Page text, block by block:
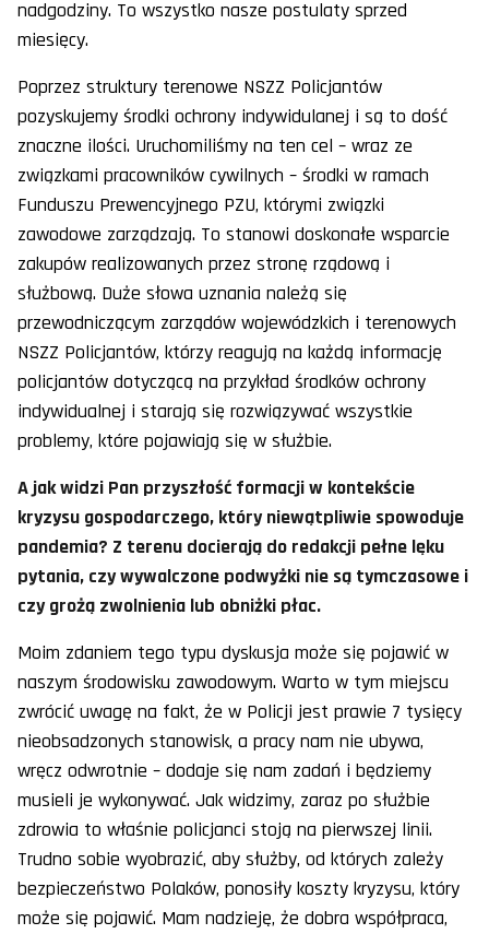
nadgodziny. To wszystko nasze postulaty sprzed
miesięcy.
Poprzez struktury terenowe NSZZ Policjantów
pozyskujemy środki ochrony indywidulanej i są to dość
znaczne ilości. Uruchomiliśmy na ten cel – wraz ze
związkami pracowników cywilnych – środki w ramach
Funduszu Prewencyjnego PZU, którymi związki
zawodowe zarządzają. To stanowi doskonałe wsparcie
zakupów realizowanych przez stronę rządową i
służbową. Duże słowa uznania należą się
przewodniczącym zarządów wojewódzkich i terenowych
NSZZ Policjantów, którzy reagują na każdą informację
policjantów dotyczącą na przykład środków ochrony
indywidualnej i starają się rozwiązywać wszystkie
problemy, które pojawiają się w służbie.
A jak widzi Pan przyszłość formacji w kontekście
kryzysu gospodarczego, który niewątpliwie spowoduje
pandemia? Z terenu docierają do redakcji pełne lęku
pytania, czy wywalczone podwyżki nie są tymczasowe i
czy grożą zwolnienia lub obniżki płac.
Moim zdaniem tego typu dyskusja może się pojawić w
naszym środowisku zawodowym. Warto w tym miejscu
zwrócić uwagę na fakt, że w Policji jest prawie 7 tysięcy
nieobsadzonych stanowisk, a pracy nam nie ubywa,
wręcz odwrotnie – dodaje się nam zadań i będziemy
musieli je wykonywać. Jak widzimy, zaraz po służbie
zdrowia to właśnie policjanci stoją na pierwszej linii.
Trudno sobie wyobrazić, aby służby, od których zależy
bezpieczeństwo Polaków, ponosiły koszty kryzysu, który
może się pojawić. Mam nadzieję, że dobra współpraca,